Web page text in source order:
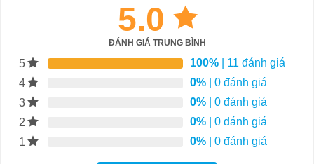
5.0
ĐÁNH GIÁ TRUNG BÌNH
5 100% | 11 đánh giá
4
0% | 0 đánh giá
3
0% | 0 đánh giá
2
0% | 0 đánh giá
1
0% | 0 đánh giá